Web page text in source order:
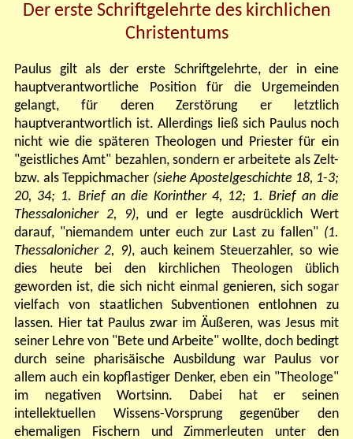
Der erste Schriftgelehrte des kirchlichen
Christentums
Paulus gilt als der erste Schriftgelehrte, der in eine
hauptverantwortliche Position für die Urgemeinden
gelangt, für deren Zerstörung er letztlich
hauptverantwortlich ist. Allerdings ließ sich Paulus noch
nicht wie die späteren Theologen und Priester für ein
"geistliches Amt" bezahlen, sondern er arbeitete als Zelt-
bzw. als Teppichmacher (siehe Apostelgeschichte 18, 1-3;
20, 34; 1. Brief an die Korinther 4, 12; 1. Brief an die
Thessalonicher 2, 9), und er legte ausdrücklich Wert
darauf, "niemandem unter euch zur Last zu fallen" (1.
Thessalonicher 2, 9), auch keinem Steuerzahler, so wie
dies heute bei den kirchlichen Theologen üblich
geworden ist, die sich nicht einmal genieren, sich sogar
vielfach von staatlichen Subventionen entlohnen zu
lassen. Hier tat Paulus zwar im Äußeren, was Jesus mit
seiner Lehre von "Bete und Arbeite" wollte, doch bedingt
durch seine pharisäische Ausbildung war Paulus vor
allem auch ein kopflastiger Denker, eben ein "Theologe"
im negativen Wortsinn. Dabei hat er seinen
intellektuellen Wissens-Vorsprung gegenüber den
ehemaligen Fischern und Zimmerleuten unter den